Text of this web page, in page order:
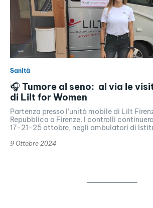
Sanità
🎧 Tumore al seno: al via le
di Lilt for Women
Partenza presso l’unità mobile di Lilt
Repubblica a Firenze. I controlli
17-21-25 ottobre, negli ambulatori di
9 Ottobre 2024